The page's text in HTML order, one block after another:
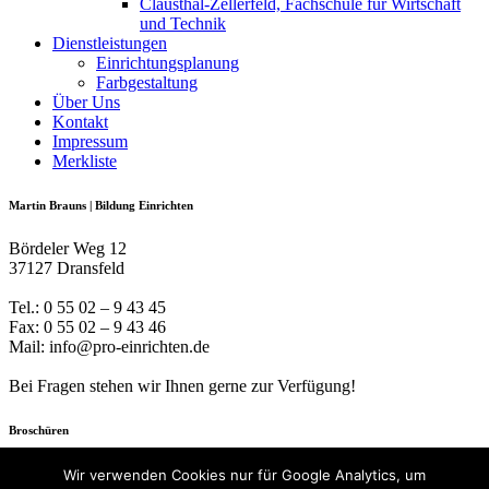
und Technik
Dienstleistungen
Einrichtungsplanung
Farbgestaltung
Über Uns
Kontakt
Impressum
Merkliste
Martin Brauns | Bildung Einrichten
Bördeler Weg 12
37127 Dransfeld
Tel.: 0 55 02 – 9 43 45
Fax: 0 55 02 – 9 43 46
Mail: info@pro-einrichten.de
Bei Fragen stehen wir Ihnen gerne zur Verfügung!
Broschüren
Der Raum ist der dritte Pädagoge
Wir verwenden Cookies nur für Google Analytics, um